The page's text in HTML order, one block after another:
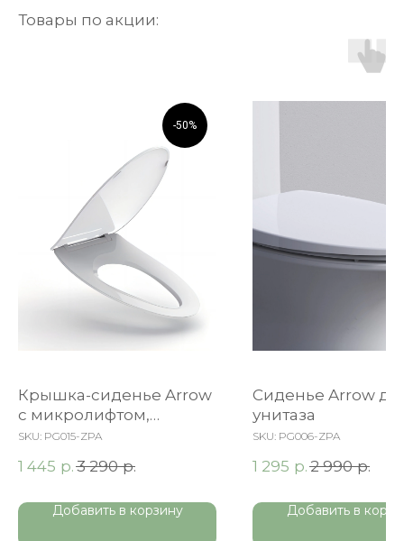
Товары по акции:
-50%
Крышка-сиденье Arrow
c микролифтом,
быстросъемное, белая
SKU: PG015-ZPA
1 445 р. 3 290 р.
Добавить в корзину
Сиденье Arrow
унитаза
SKU: PG006-ZPA
1 295 р. 2 990 р.
Добавить в